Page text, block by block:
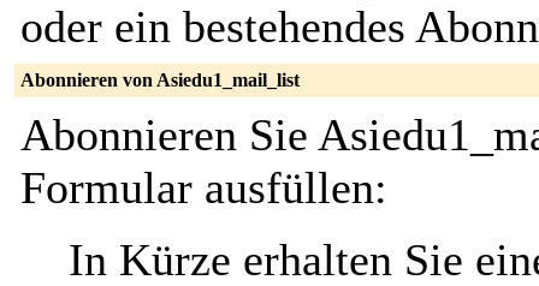
oder ein bestehendes
Abonnieren von Asiedu1_mail_list
Abonnieren Sie
Formular ausfüllen:
In Kürze erhalten Sie